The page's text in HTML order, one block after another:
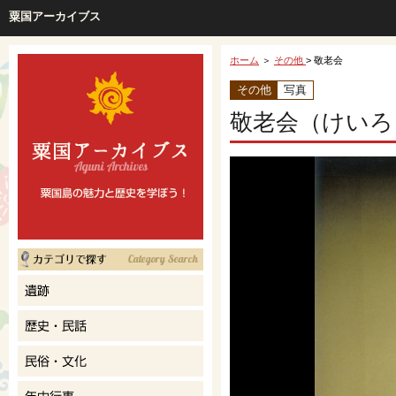
粟国アーカイブス
ホーム ＞ その他 > 敬老会
その他 写真
敬老会（けい